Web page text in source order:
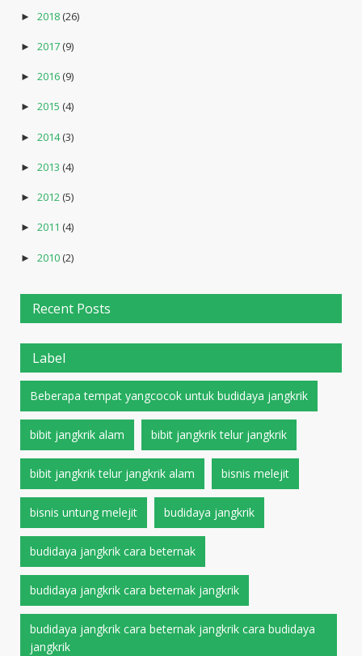
► 2018(26)
► 2017(9)
► 2016(9)
► 2015 (4)
► 2014(3)
► 2013 (4)
► 2012(5)
► 2011 (4)
► 2010(2)
Recent Posts
Label
Beberapa tempat yangcocok untuk budidaya jangkrik
bibit jangkrik alam bibit jangkrik telur jangkrik
bibit jangkrik telur jangkrik alam bisnis melejit
bisnis untung melejit budidaya jangkrik
budidaya jangkrik cara beternak
budidaya jangkrik cara beternak jangkrik
budidaya jangkrik cara beternak jangkrik cara budidaya
jangkrik